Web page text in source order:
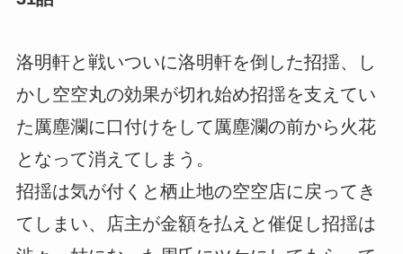
洛明軒と戦いついに洛明軒を倒した招揺、し
かし空空丸の効果が切れ始め招揺を支えてい
た厲塵瀾に口付けをして厲塵瀾の前から火花
となって消えてしまう。
招揺は気が付くと栖止地の空空店に戻ってき
てしまい、店主が金額を払えと催促し招揺は